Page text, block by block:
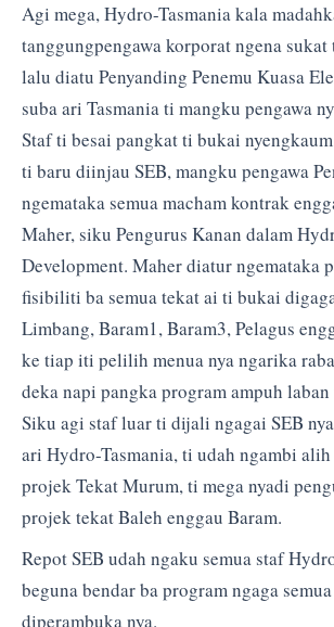
Agi mega, Hydro-Tasmania kala
tanggungpengawa korporat ngena
lalu diatu Penyanding Penemu Kuasa
suba ari Tasmania ti mangku pengawa
Staf ti besai pangkat ti bukai
ti baru diinjau SEB, mangku pengawa
ngemataka semua macham kontrak
Maher, siku Pengurus Kanan dalam
Development. Maher diatur ngemataka
fisibiliti ba semua tekat ai ti bukai
Limbang, Baram1, Baram3, Pelagus
ke tiap iti pelilih menua nya ngarika
deka napi pangka program ampuh
Siku agi staf luar ti dijali ngagai SEB
ari Hydro-Tasmania, ti udah ngambi
projek Tekat Murum, ti mega nyadi
projek tekat Baleh enggau Baram.
Repot SEB udah ngaku semua staf
beguna bendar ba program ngaga
diperambuka nya.